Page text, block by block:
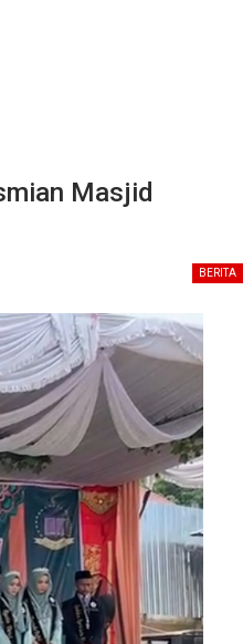
Masjid
BERITA